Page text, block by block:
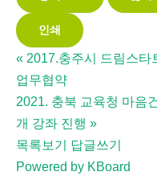
인쇄
« 2017.충주시 드림스타
업무협약
2021. 충북 교육청 마음
개 강좌 진행 »
목록보기
답글쓰기
Powered by KBoard